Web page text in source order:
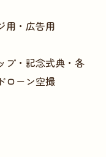
用・広告用
プ・記念式典・各
ローン空撮